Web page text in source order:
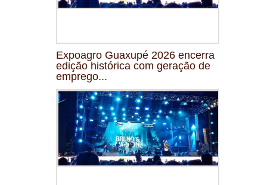
Expoagro Guaxupé 2026 encerra
edição histórica com geração de
emprego...